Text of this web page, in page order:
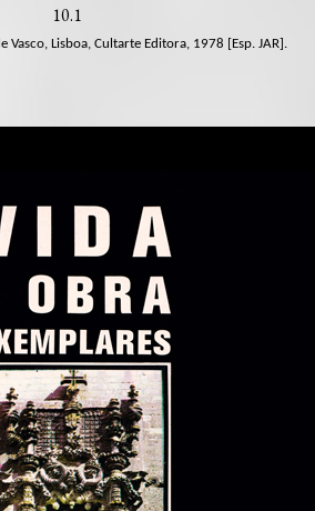
10.1
Vasco, Lisboa, Cultarte Editora, 1978 [Esp. JAR].